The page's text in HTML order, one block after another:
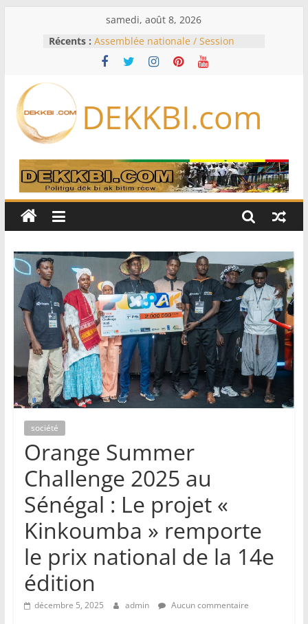
samedi, août 8, 2026
Récents : Assemblée nationale / Session
extraordinaire: Six commissions
d’enquête à l’ordre du jour ce lundi
Bénin: Patrice Talon élu président
du Sénat, moins de trois mois
Pakistan et la Turquie signent un
accord de défense
RD Congo: Kinshasa interdit les
exportations de cuivre et de cobalt
production
DEKKBI.com
société
Orange Summer
Challenge 2025 au
Sénégal : Le projet «
Kinkoumba » remporte
le prix national de la 14e
édition
décembre 5, 2025 admin Aucun commentaire